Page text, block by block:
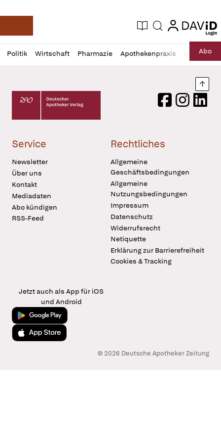
Deutsche Apotheker Zeitung
Aktuelle Ausgabe
Suche login
login
Politik Wirtschaft Pharmazie Apothekenpraxis RechtAbo
Profil
öffnen
Daz
Pur
Deutscher Apotheker Verlag Logo
FacebookInstagram
Service
Newsletter
Über uns
Kontakt
Mediadaten
Abo kündigen
RSS-Feed
Rechtliches
Allgemeine
Geschäftsbedingungen
Allgemeine
Nutzungsbedingungen
Impressum
Datenschutz
Widerrufsrecht
Netiquette
Erklärung zur Barrierefreiheit
Cookies & Tracking
Jetzt auch als App für iOS
und Android
Jetzt bei Google Play
Laden im App Store
© 2026 Deutsche Apotheker Zeitung